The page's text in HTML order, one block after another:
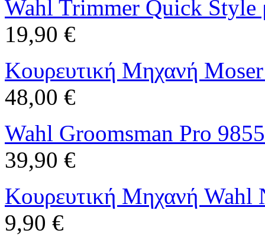
Wahl Trimmer Quick Style
19,90 €
Κουρευτική Μηχανή
48,00 €
Wahl Groomsman Pro
39,90 €
Κουρευτική Μηχανή Wahl
9,90 €